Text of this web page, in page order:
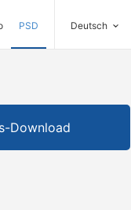
PSD Deutsch
Download